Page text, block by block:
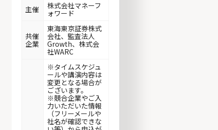
主催
株式会社マネーフ
ォワード
共催
企業
東海東京証券株式
会社、監査法人
Growth、株式会
社WARC
※タイムスケジュ
ールや講演内容は
変更となる場合が
ございます。
※競合企業やご入
力いただいた情報
（フリーメールや
社名が確認できな